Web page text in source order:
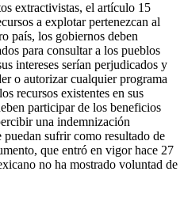
extractivistas, el artículo 15
a explotar pertenezcan al
país, los gobiernos deben
para consultar a los pueblos
intereses serían perjudicados y
o autorizar cualquier programa
recursos existentes en sus
participar de los beneficios
una indemnización
sufrir como resultado de
que entró en vigor hace 27
no ha mostrado voluntad de